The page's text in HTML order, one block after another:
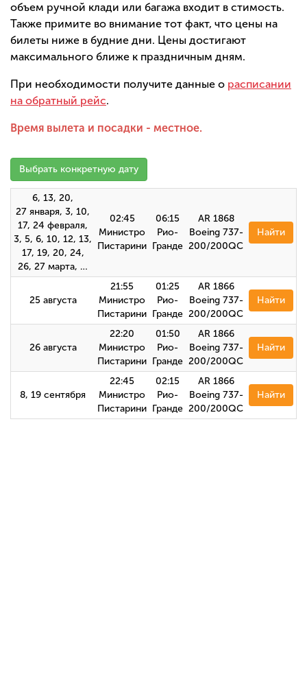
объем ручной клади или багажа входит в стимость.
Также примите во внимание тот факт, что цены на
билеты ниже в будние дни. Цены достигают
максимального ближе к праздничным дням.
При необходимости получите данные о расписании
на обратный рейс.
Время вылета и посадки - местное.
Выбрать конкретную дату
6, 13, 20,
27 января, 3, 10,
17, 24 февраля,
3, 5, 6, 10, 12, 13,
17, 19, 20, 24,
26, 27 марта, …
02:45
Министро
Пистарини
06:15
Рио-
Гранде
AR 1868
Boeing 737-
200/200QC
Найти
25 августа
21:55
Министро
Пистарини
01:25
Рио-
Гранде
AR 1866
Boeing 737-
200/200QC
Найти
26 августа
22:20
Министро
Пистарини
01:50
Рио-
Гранде
AR 1866
Boeing 737-
200/200QC
Найти
8, 19 сентября
22:45
Министро
Пистарини
02:15
Рио-
Гранде
AR 1866
Boeing 737-
200/200QC
Найти